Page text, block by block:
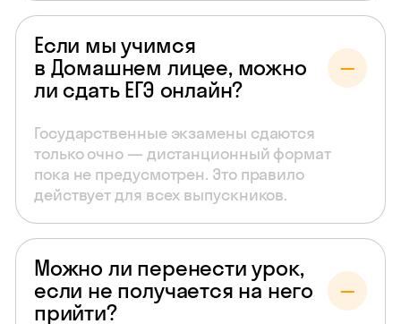
Если мы учимся
в Домашнем лицее, можно
ли сдать ЕГЭ онлайн?
Государственные экзамены сдаются
только очно — дистанционный формат
пока не предусмотрен. Это правило
действует для всех выпускников.
Можно ли перенести урок,
если не получается на него
прийти?